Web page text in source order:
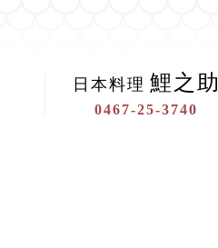
日本料理 鯉之助
0467-25-3740